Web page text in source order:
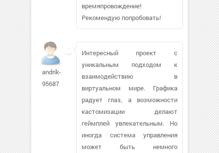
времяпровождение!
Рекомендую попробовать!
andrik-
95687
Интересный проект с
уникальным подходом к
взаимодействию в
виртуальном мире. Графика
радует глаз, а возможности
кастомизации делают
геймплей увлекательным. Но
иногда система управления
может быть немного